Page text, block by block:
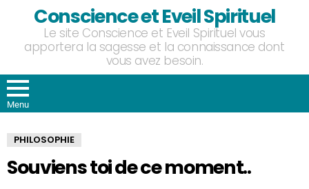
Conscience et Eveil Spirituel
Le site Conscience et Eveil Spirituel vous
apportera la sagesse et la connaissance dont
vous avez besoin.
Menu
PHILOSOPHIE
Souviens toi de ce moment..